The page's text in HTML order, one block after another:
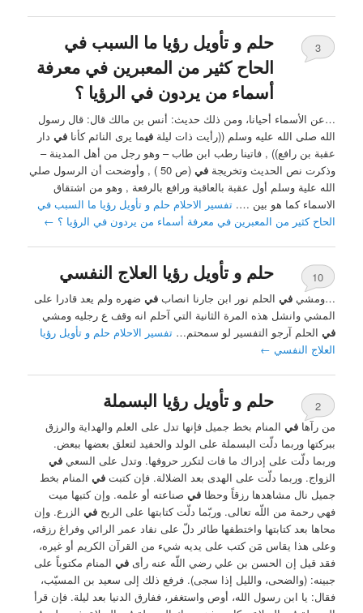
حلم و تأويل رؤيا ما السبب في
الحاح كثير من المعبرين في معرفة
أسماء من يردون في الرؤيا ؟
3
…عن الأسماء أحيانا، ومن ذلك حديث: أنس بن مالك قال: قال رسول
الله صلى الله عليه وسلم ((رأيت ذات ليلةفيما يرى النائم كأنافي دار
عقبة بن رافع)) , فاتينا رطب ابن طاب – وهو رجل من أهل المدينة –
وذكرت نص الحديث وتخريجةفي
(ص 50 ) , وأوضحت أن الرسول صلي
الله علية وسلم أول عقبة بالعاقبة ورافع بالرفعة , وهو من اشتقاق
الاسماء كما هو بين ….تفسير الاحلام حلم و تأويل رؤيا ما السبب في
الحاح كثير من المعبرين في معرفة أسماء من يردون في الرؤيا ؟ ←
حلم و تأويل رؤيا العلاج النفسي
10
…ومشيفي الحلم نور ابن جارنا انصابفي ضهره ولم يعد قادرا على
المشي وانشل هذه المرة الثانية التي آحلم انه وقف ع رجليه ومشي
في الحلم آرجو التفسير لو سمحتم…تفسير الاحلام حلم و تأويل رؤيا
العلاج النفسي ←
حلم و تأويل رؤيا البسملة
2
من رآهافي المنام بخط جميل فإنها تدل على العلم والهداية والرزق
ببركتها وربما دلّت البسملة على الولد والحفيد لتعلق بعضها ببعض.
وربما دلّت على إدراك ما فات لتكرر حروفها. وتدل على السعيفي
الزواج. وربما دلّت على الهدى بعد الضلالة. فإن كتبتفي المنام بخط
جميل نال مشاهدها رزقاً وحظافي صناعته أو علمه. وإن كتبها ميت
فهي رحمة من اللّه تعالى. وربّما دلّت كتابتها على الربحفي الزرع. وإن
محاها بعد كتابتها واختطفها طائر دلّ على نفاد عمر الرائي وفراغ رزقه،
وعلى هذا يقاس مَن كتب على يديه شيء من القرآن الكريم أو غيره،
فقد قيل إن الحسن بن علي رضي اللّه عنه رأىفي المنام مكتوباً على
جبينه: (والضحى، والليل إذا سجى). فرفع ذلك إلى سعيد بن المسيّب،
فقال: يا ابن رسول الله، أوص واستغفر، ففارق الدنيا بعد ليلة. فإن قرأ